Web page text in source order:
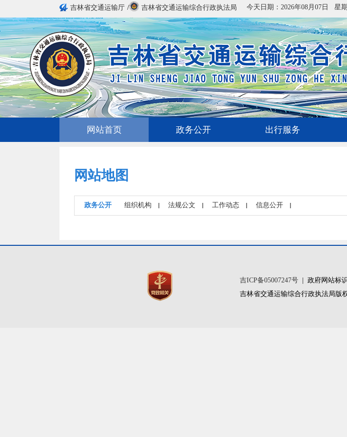
吉林省交通运输厅 / 吉林省交通运输综合行政执法局 今天日期：2026年08月07日 星
网站首页 政务公开 出行服务
网站地图
政务公开 组织机构 法规公文 工作动态 信息公开
吉ICP备05007247号 | 政府网站标
吉林省交通运输综合行政执法局版